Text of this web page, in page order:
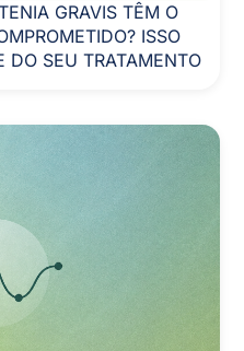
GRAVIS TÊM O
ISSO
DO SEU TRATAMENTO